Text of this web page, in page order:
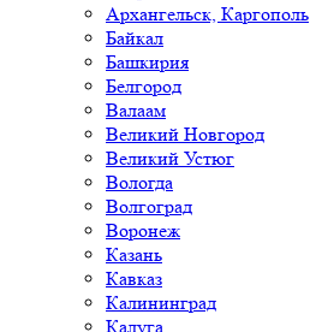
Архангельск, Каргополь
Байкал
Башкирия
Белгород
Валаам
Великий Новгород
Великий Устюг
Вологда
Волгоград
Воронеж
Казань
Кавказ
Калининград
Калуга